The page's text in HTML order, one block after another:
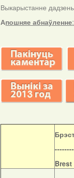
Выкарыстанне
Апошняе абнаўленне:
Б
Brest